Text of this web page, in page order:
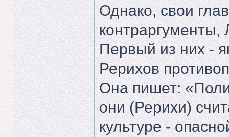
Однако, свои
Первый из них -
Рерихов
Она пишет:
они (Рерихи)
культуре -